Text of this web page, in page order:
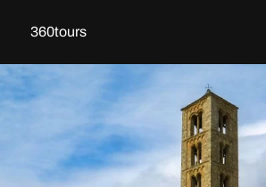
360tours